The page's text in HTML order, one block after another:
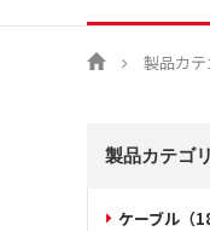
製品カ
製品カテゴ
ケーブル（